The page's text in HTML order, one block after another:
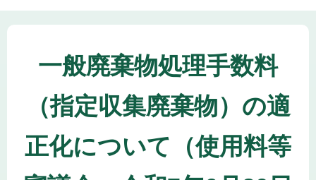
一般廃棄物処理手数料
（指定収集廃棄物）の適
正化について（使用料等